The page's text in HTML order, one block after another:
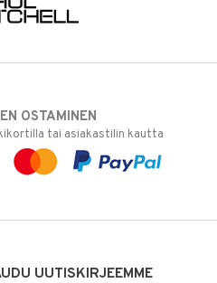
OSTAMINEN
tai asiakastilin kautta
UUTISKIRJEEMME